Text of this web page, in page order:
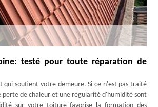
testé pour toute réparation de
qui soutient votre demeure. Si ce n'est pas traité
de chaleur et une régularité d'humidité sont